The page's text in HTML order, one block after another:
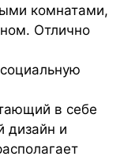
комнатами,
Отлично
в себе
дизайн и